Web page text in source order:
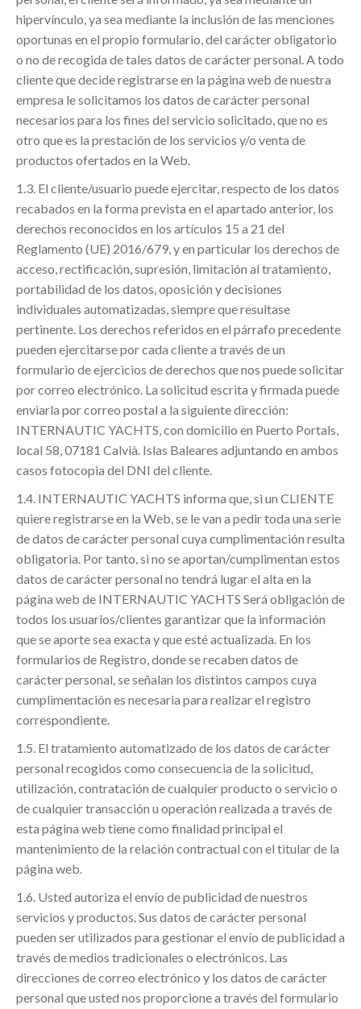
hipervínculo, ya sea mediante la inclusión de las menciones
oportunas en el propio formulario, del carácter obligatorio
o no de recogida de tales datos de carácter personal. A todo
cliente que decide registrarse en la página web de nuestra
empresa le solicitamos los datos de carácter personal
necesarios para los fines del servicio solicitado, que no es
otro que es la prestación de los servicios y/o venta de
productos ofertados en la Web.
1.3. El cliente/usuario puede ejercitar, respecto de los datos
recabados en la forma prevista en el apartado anterior, los
derechos reconocidos en los artículos 15 a 21 del
Reglamento (UE) 2016/679, y en particular los derechos de
acceso, rectificación, supresión, limitación al tratamiento,
portabilidad de los datos, oposición y decisiones
individuales automatizadas, siempre que resultase
pertinente. Los derechos referidos en el párrafo precedente
pueden ejercitarse por cada cliente a través de un
formulario de ejercicios de derechos que nos puede solicitar
por correo electrónico. La solicitud escrita y firmada puede
enviarla por correo postal a la siguiente dirección:
INTERNAUTIC YACHTS, con domicilio en Puerto Portals,
local 58, 07181 Calvià. Islas Baleares adjuntando en ambos
casos fotocopia del DNI del cliente.
1.4. INTERNAUTIC YACHTS informa que, si un CLIENTE
quiere registrarse en la Web, se le van a pedir toda una serie
de datos de carácter personal cuya cumplimentación resulta
obligatoria. Por tanto, si no se aportan/cumplimentan estos
datos de carácter personal no tendrá lugar el alta en la
página web de INTERNAUTIC YACHTS Será obligación de
todos los usuarios/clientes garantizar que la información
que se aporte sea exacta y que esté actualizada. En los
formularios de Registro, donde se recaben datos de
carácter personal, se señalan los distintos campos cuya
cumplimentación es necesaria para realizar el registro
correspondiente.
1.5. El tratamiento automatizado de los datos de carácter
personal recogidos como consecuencia de la solicitud,
utilización, contratación de cualquier producto o servicio o
de cualquier transacción u operación realizada a través de
esta página web tiene como finalidad principal el
mantenimiento de la relación contractual con el titular de la
página web.
1.6. Usted autoriza el envío de publicidad de nuestros
servicios y productos. Sus datos de carácter personal
pueden ser utilizados para gestionar el envío de publicidad a
través de medios tradicionales o electrónicos. Las
direcciones de correo electrónico y los datos de carácter
personal que usted nos proporcione a través del formulario